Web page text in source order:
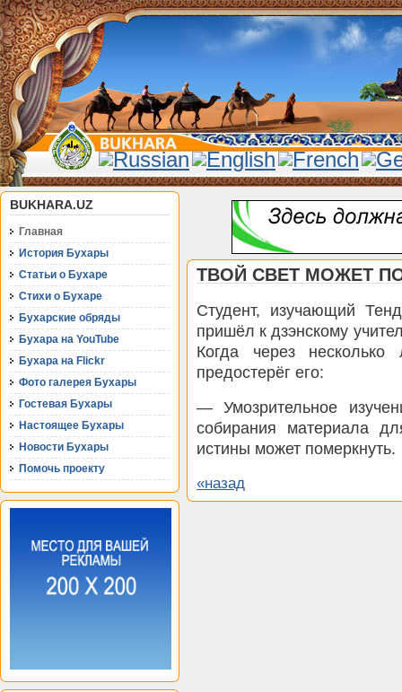
BUKHARA.UZ
Главная
История Бухары
Статьи о Бухаре
Стихи о Бухаре
Бухарские обряды
Бухара на YouTube
Бухара на Flickr
Фото галерея Бухары
Гостевая Бухары
Настоящее Бухары
Новости Бухары
Помочь проекту
ТВОЙ СВЕТ МОЖЕТ
Студент, изучающий
пришёл к дзэнскому
Когда через
предостерёг его:
— Умозрительное
собирания материала
истины может померкнуть.
«назад